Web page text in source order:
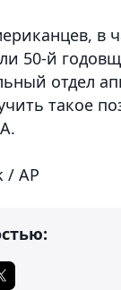
в
50-й
отдел
такое
/ AP